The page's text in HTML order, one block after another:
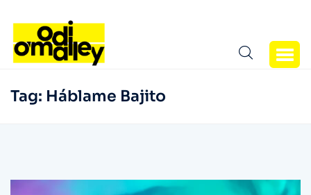
Tag: Háblame Bajito